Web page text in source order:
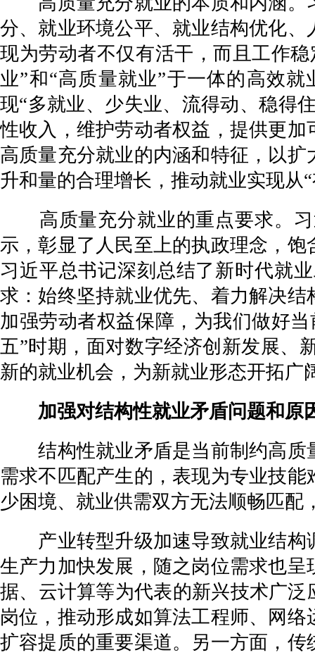
分、就业环境公平、就业结构优化
现为劳动者不仅有活干，而且工作
业”和“高质量就业”于一体的高效
现“多就业、少失业、流得动、稳得
性收入，维护劳动者权益，提供更
高质量充分就业的内涵和特征，以
升和量的合理增长，推动就业实现从
高质量充分就业的重点要求。习
示，彰显了人民至上的执政理念，
习近平总书记深刻总结了新时代就
求：始终坚持就业优先、着力解决
加强劳动者权益保障，为我们做好
五”时期，面对数字经济创新发展、
新的就业机会，为新就业形态开拓广
加强对结构性就业矛盾问题和原
结构性就业矛盾是当前制约高质
需求不匹配产生的，表现为专业技
少困境、就业供需双方无法顺畅匹配
产业转型升级加速导致就业结构
生产力加快发展，随之岗位需求也
据、云计算等为代表的新兴技术广
岗位，推动形成如算法工程师、网
扩容提质的重要渠道。另一方面，